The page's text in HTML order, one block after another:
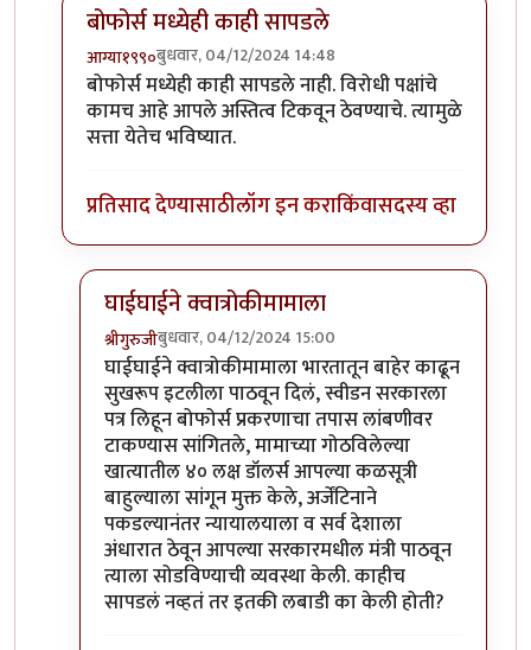
बोफोर्स मध्येही काही सापडले
आग्या१९९०बुधवार, 04/12/2024 14:48
In reply toकोणतेही सरकारी काम हेbyसुबोध खरे
बोफोर्स मध्येही काही सापडले नाही. विरोधी पक्षांचे
कामच आहे आपले अस्तित्व टिकवून ठेवण्याचे. त्यामुळे
सत्ता येतेच भविष्यात.
प्रतिसाद देण्यासाठीलॉग इन कराकिंवासदस्य व्हा
घाईघाईने क्वात्रोकीमामाला
श्रीगुरुजीबुधवार, 04/12/2024 15:00
In reply toबोफोर्स मध्येही काही सापडलेbyआग्या१९९०
घाईघाईने क्वात्रोकीमामाला भारतातून बाहेर काढून
सुखरूप इटलीला पाठवून दिलं, स्वीडन सरकारला
पत्र लिहून बोफोर्स प्रकरणाचा तपास लांबणीवर
टाकण्यास सांगितले, मामाच्या गोठविलेल्या
खात्यातील ४० लक्ष डॉलर्स आपल्या कळसूत्री
बाहुल्याला सांगून मुक्त केले, अर्जेंटिनाने
पकडल्यानंतर न्यायालयाला व सर्व देशाला
अंधारात ठेवून आपल्या सरकारमधील मंत्री पाठवून
त्याला सोडविण्याची व्यवस्था केली. काहीच
सापडलं नव्हतं तर इतकी लबाडी का केली होती?